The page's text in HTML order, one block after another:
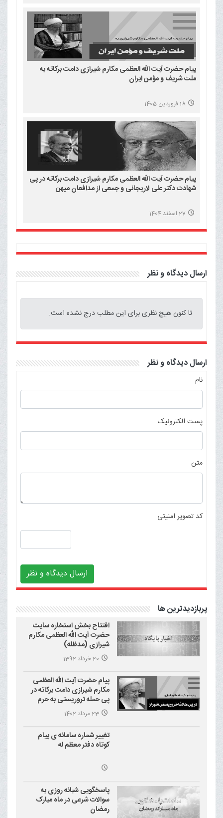
پیام حضرت آیت الله العظمی مکارم شیرازی دامت برکاته به
ملت شریف و مؤمن ایران
18 فروردین 1405
پیام حضرت آیت الله العظمی مکارم شیرازی دامت برکاته در پی
شهادت دکتر علی لاریجانی و جمعی از مدافعان میهن
27 اسفند 1404
ارسال دیدگاه و نظر
تا کنون هیچ نظری برای این مطلب درج نشده است.
ارسال دیدگاه و نظر
نام
پست الکترونیک
متن
کد تصویر امنیتی
ارسال دیدگاه و نظر
پربازدیدترین ها
افتتاح بخش استخاره سایت
حضرت آیت الله العظمی مکارم
شیرازی (مدظله)
20 خرداد 1392
پیام حضرت آیت الله العظمی
مکارم شیرازی دامت برکاته در
پی حمله تروریستی به حرم
احمد بن موسی علیه السلام
(شاهچراغ)
23 مرداد 1402
تغییر شماره سامانه ی پیام
کوتاه دفتر معظم له
پاسخگویی شبانه روزی به
سوالات شرعی در ماه مبارک
رمضان